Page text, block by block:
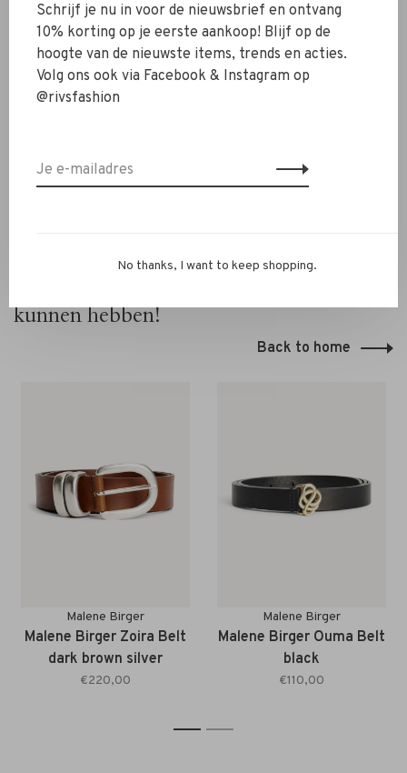
Investeer in de Ouma riem van Malene Birger en voeg een
vleugje Scandinavische elegantie toe aan je accessoires.
Twijfel je nog over je maat? Neem contact op met ons
RIVS-team via de chat of
kunnen hebben!
Back to home
Malene Birger
Malene Birger Zoira Belt
dark brown silver
€220,00
Malene Birger
Malene Birger Ouma Belt
black
€110,00
1 2
Schrijf je nu in voor de nieuwsbrief en ontvang
10% korting op je eerste aankoop! Blijf op de
hoogte van de nieuwste items, trends en acties.
Volg ons ook via Facebook & Instagram op
@rivsfashion
No thanks, I want to keep shopping.